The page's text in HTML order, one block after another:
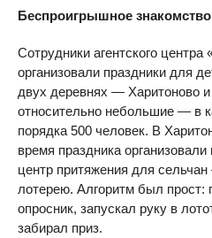
Беспроигрышное знакомство
Сотрудники агентского центра
организовали праздники для
двух деревнях — Харитоново
относительно небольшие — в
порядка 500 человек. В
время праздника
центр притяжения для
лотерею. Алгоритм был прост:
опросник, запускал руку в
забирал приз.